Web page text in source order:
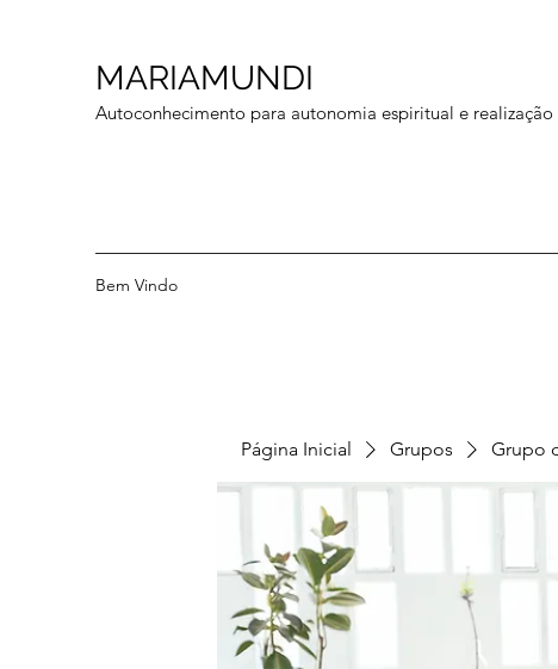
MARIAMUNDI
Autoconhecimento para autonomia espiritual e
Bem Vindo
Página Inicial Grupos Grupo